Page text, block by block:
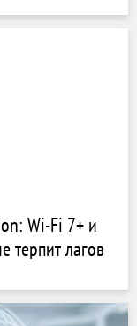
Wi-Fi 7+ и
терпит лагов